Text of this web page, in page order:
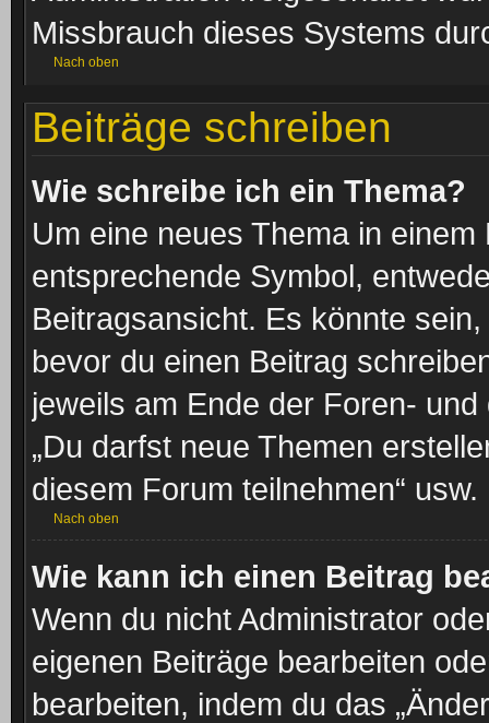
Missbrauch dieses Systems
Nach oben
Beiträge schreiben
Wie schreibe ich ein Thema?
Um eine neues Thema in
entsprechende Symbol,
Beitragsansicht. Es könnte
bevor du einen Beitrag
jeweils am Ende der Foren-
„Du darfst neue Themen
diesem Forum teilnehmen“ usw.
Nach oben
Wie kann ich einen Beitrag
Wenn du nicht Administrator
eigenen Beiträge bearbeiten
bearbeiten, indem du das